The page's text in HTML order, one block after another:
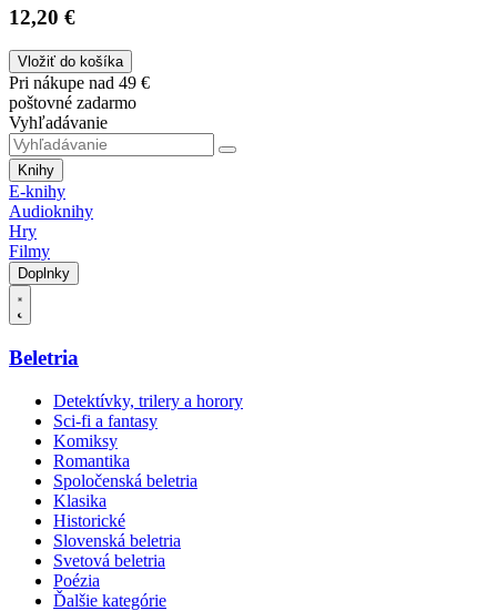
12,20 €
Vložiť do košíka
Pri nákupe nad 49 €
poštovné zadarmo
Vyhľadávanie
Knihy
E-knihy
Audioknihy
Hry
Filmy
Doplnky
Beletria
Detektívky, trilery a horory
Sci-fi a fantasy
Komiksy
Romantika
Spoločenská beletria
Klasika
Historické
Slovenská beletria
Svetová beletria
Poézia
Ďalšie kategórie